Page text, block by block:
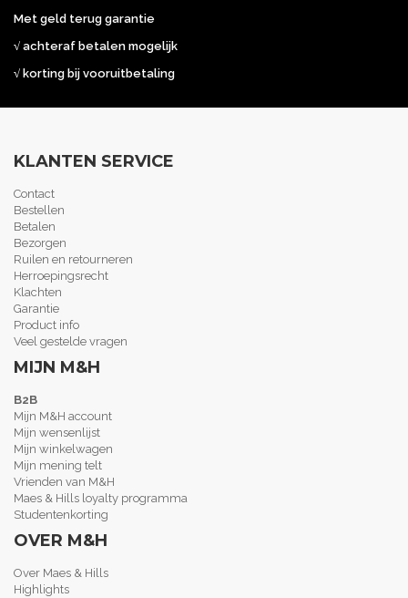
Met geld terug garantie
√ achteraf betalen mogelijk
√ korting bij vooruitbetaling
KLANTEN SERVICE
Contact
Bestellen
Betalen
Bezorgen
Ruilen en retourneren
Herroepingsrecht
Klachten
Garantie
Product info
Veel gestelde vragen
MIJN M&H
B2B
Mijn M&H account
Mijn wensenlijst
Mijn winkelwagen
Mijn mening telt
Vrienden van M&H
Maes & Hills loyalty programma
Studentenkorting
OVER M&H
Over Maes & Hills
Highlights